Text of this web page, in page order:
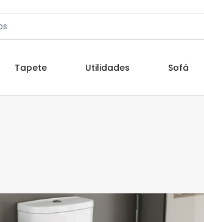
Tapete Utilidades Sofá